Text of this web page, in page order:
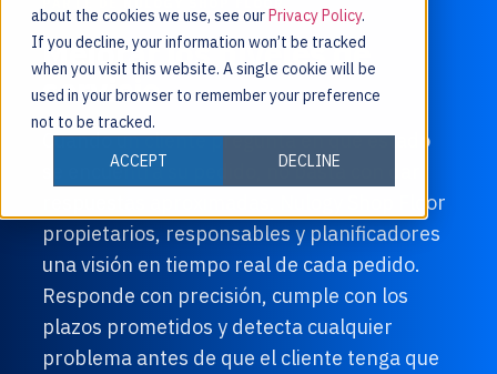
about the cookies we use, see ourPrivacy Policy.
If you decline, your information won’t be tracked
when you visit this website. A single cookie will be
used in your browser to remember your preference
not to be tracked.
ACCEPT
DECLINE
Mejorar los niveles de
servicio
Cuando un cliente pregunta en qué estado
se encuentra su pedido, no basta con dar
respuestas aproximadas. Nulogy Shop Floor
propietarios, responsables y planificadores
una visión en tiempo real de cada pedido.
Responde con precisión, cumple con los
plazos prometidos y detecta cualquier
problema antes de que el cliente tenga que